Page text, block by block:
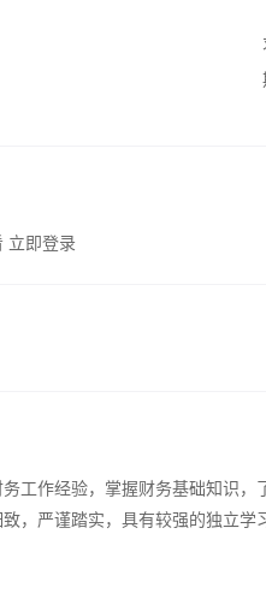
立即登录
工作经验，掌握财务基础知识
，严谨踏实，具有较强的独立学